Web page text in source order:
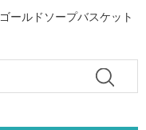
ゴールドソープバスケット